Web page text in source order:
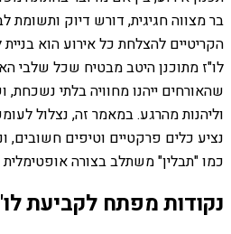
בר מצווה חגיגית, דורש דיוק ותשומת
הקריטיים להצלחת כל אירוע הוא
לו"ז מתוכנן היטב מבטיח שכל שלבי
שהאורחים ייהנו מחוויה בלתי נשכחת,
וליהנות מהרגע. במאמר זה, נצלול
נציע כלים פרקטיים וטיפים חשובים,
כמו "תבלין" משתלב בצורה אופטימלית
נקודות מפתח לקביעת